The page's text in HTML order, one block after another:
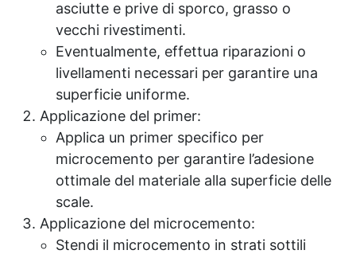
asciutte e prive di sporco, grasso o
vecchi rivestimenti.
Eventualmente, effettua riparazioni o
livellamenti necessari per garantire una
superficie uniforme.
Applicazione del primer:
Applica un primer specifico per
microcemento per garantire l’adesione
ottimale del materiale alla superficie delle
scale.
Applicazione del microcemento:
Stendi il microcemento in strati sottili